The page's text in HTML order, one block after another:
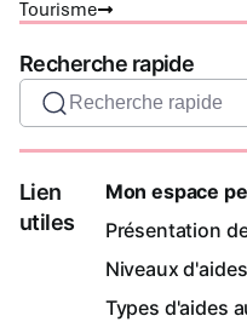
Tourisme
Recherche rapide
Recherche rapide
Lien
utiles
Mon espace
Présentation
Niveaux
Types d'aides